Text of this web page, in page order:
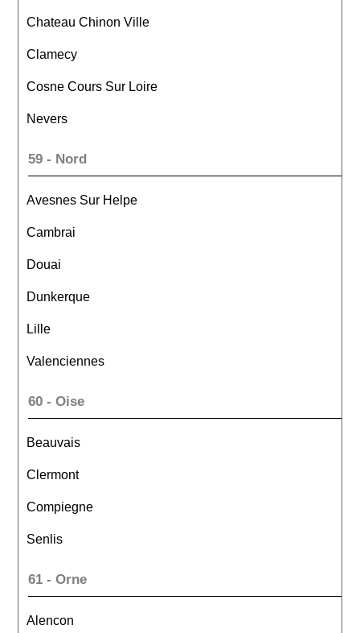
Chateau Chinon Ville
Clamecy
Cosne Cours Sur Loire
Nevers
59 - Nord
Avesnes Sur Helpe
Cambrai
Douai
Dunkerque
Lille
Valenciennes
60 - Oise
Beauvais
Clermont
Compiegne
Senlis
61 - Orne
Alencon